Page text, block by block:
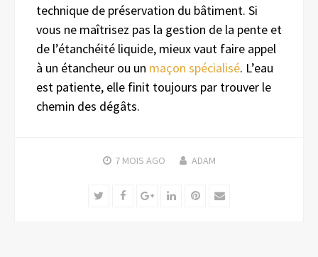
technique de préservation du bâtiment. Si
vous ne maîtrisez pas la gestion de la pente et
de l’étanchéité liquide, mieux vaut faire appel
à un étancheur ou un maçon spécialisé. L’eau
est patiente, elle finit toujours par trouver le
chemin des dégâts.
7 MOIS AGO ADAM
TwitterFacebookGoogle+LinkedInPinterest
Email